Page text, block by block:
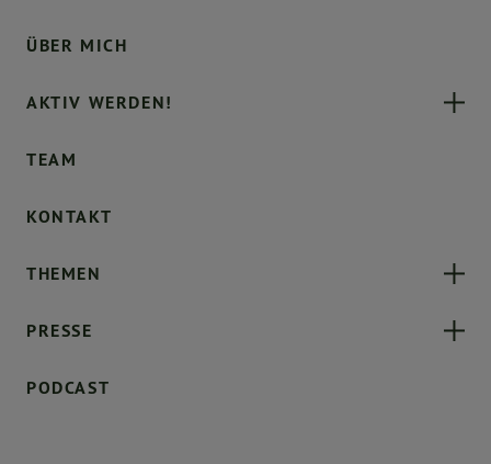
ÜBER MICH
AKTIV WERDEN!
TEAM
KONTAKT
THEMEN
PRESSE
PODCAST